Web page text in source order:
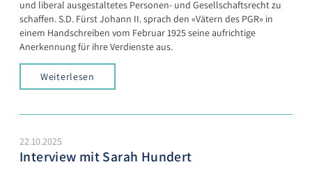
und liberal ausgestaltetes Personen- und Gesellschaftsrecht zu
schaffen. S.D. Fürst Johann II. sprach den «Vätern des PGR» in
einem Handschreiben vom Februar 1925 seine aufrichtige
Anerkennung für ihre Verdienste aus.
Weiterlesen
22.10.2025
Interview mit Sarah Hundert